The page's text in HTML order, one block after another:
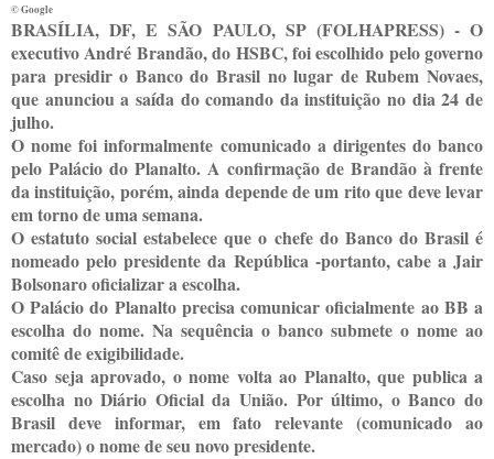
© Google
BRASÍLIA, DF, E SÃO PAULO, SP (FOLHAPRESS) - O
executivo André Brandão, do HSBC, foi escolhido pelo governo
para presidir o Banco do Brasil no lugar de Rubem Novaes,
que anunciou a saída do comando da instituição no dia 24 de
julho.
O nome foi informalmente comunicado a dirigentes do banco
pelo Palácio do Planalto. A confirmação de Brandão à frente
da instituição, porém, ainda depende de um rito que deve levar
em torno de uma semana.
O estatuto social estabelece que o chefe do Banco do Brasil é
nomeado pelo presidente da República -portanto, cabe a Jair
Bolsonaro oficializar a escolha.
O Palácio do Planalto precisa comunicar oficialmente ao BB a
escolha do nome. Na sequência o banco submete o nome ao
comitê de exigibilidade.
Caso seja aprovado, o nome volta ao Planalto, que publica a
escolha no Diário Oficial da União. Por último, o Banco do
Brasil deve informar, em fato relevante (comunicado ao
mercado) o nome de seu novo presidente.